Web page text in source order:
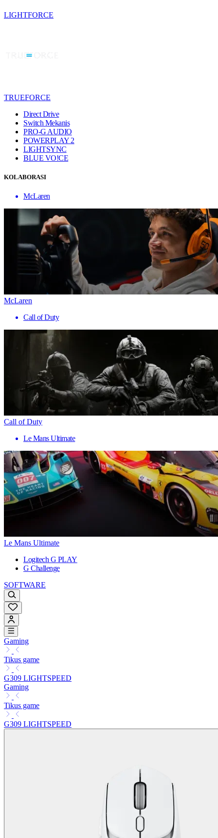
LIGHTFORCE
TRUEFORCE
Direct Drive
Switch Mekanis
PRO-G AUDIO
POWERPLAY 2
LIGHTSYNC
BLUE VO!CE
KOLABORASI
McLaren
McLaren
Call of Duty
Call of Duty
Le Mans Ultimate
Le Mans Ultimate
Logitech G PLAY
G Challenge
SOFTWARE
Gaming
Tikus game
G309 LIGHTSPEED
Gaming
Tikus game
G309 LIGHTSPEED